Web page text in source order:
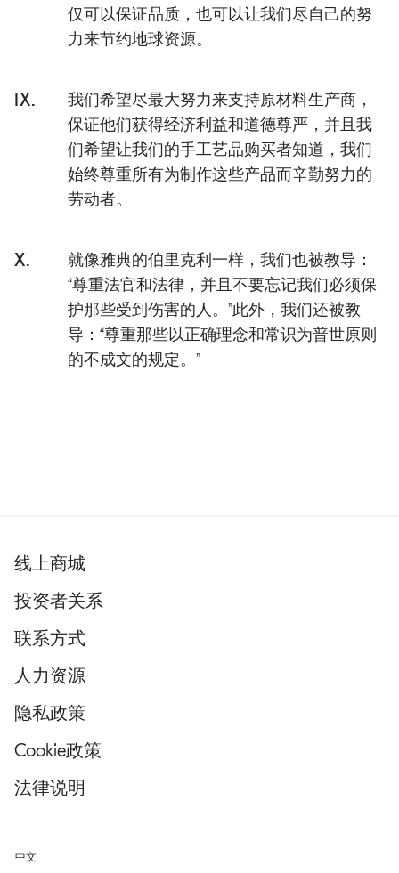
仅可以保证品质，也可以让我们尽自己的努
力来节约地球资源。
IX.
我们希望尽最大努力来支持原材料生产商，
保证他们获得经济利益和道德尊严，并且我
们希望让我们的手工艺品购买者知道，我们
始终尊重所有为制作这些产品而辛勤努力的
劳动者。
X.
就像雅典的伯里克利一样，我们也被教导：
“尊重法官和法律，并且不要忘记我们必须保
护那些受到伤害的人。”此外，我们还被教
导：“尊重那些以正确理念和常识为普世原则
的不成文的规定。”
线上商城
投资者关系
联系方式
人力资源
隐私政策
Cookie政策
法律说明
中文